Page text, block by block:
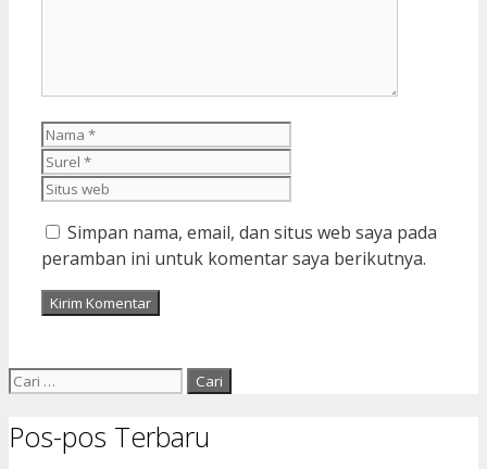
Nama
Simpan nama, email, dan situs web saya pada
peramban ini untuk komentar saya berikutnya.
Cari
Pos-pos Terbaru